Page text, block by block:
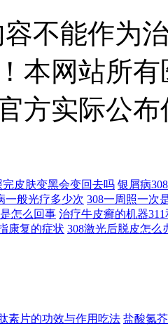
不能作为
本网站所
方实际公
完皮肤变黑会变回去吗 银屑病
一般光疗多少次 308一周照一次
怎么回事 治疗牛皮癣的机器
康复的症状 308激光后脱皮怎么
素片的功效与作用吃法 盐酸氮